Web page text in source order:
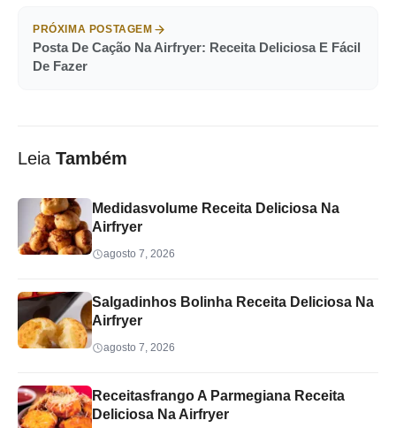
PRÓXIMA POSTAGEM
Posta De Cação Na Airfryer: Receita Deliciosa E Fácil
De Fazer
Leia Também
Medidasvolume Receita Deliciosa Na
Airfryer
agosto 7, 2026
Salgadinhos Bolinha Receita Deliciosa Na
Airfryer
agosto 7, 2026
Receitasfrango A Parmegiana Receita
Deliciosa Na Airfryer